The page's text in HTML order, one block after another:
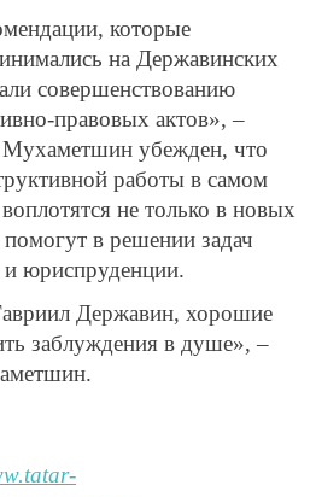
которые
на Державинских
совершенствованию
правовых актов», –
Мухаметшин убежден, что
работы в самом
не только в новых
в решении задач
и юриспруденции.
Державин, хорошие
заблуждения в душе», –